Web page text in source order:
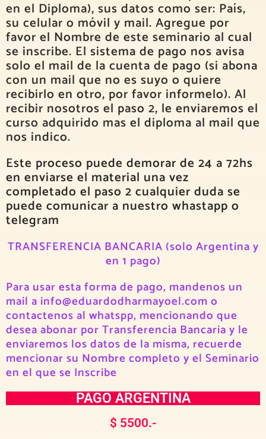
en el Diploma), sus datos como ser: País,
su celular o móvil y mail. Agregue por
favor el Nombre de este seminario al cual
se inscribe. El sistema de pago nos avisa
solo el mail de la cuenta de pago (si abona
con un mail que no es suyo o quiere
recibirlo en otro, por favor informelo). Al
recibir nosotros el paso 2, le enviaremos el
curso adquirido mas el diploma al mail que
nos indico.
Este proceso puede demorar de 24 a 72hs
en enviarse el material una vez
completado el paso 2 cualquier duda se
puede comunicar a nuestro whastapp o
telegram
TRANSFERENCIA BANCARIA (solo Argentina y
en 1 pago)
Para usar esta forma de pago, mandenos un
mail a info@eduardodharmayoel.com o
contactenos al whatspp, mencionando que
desea abonar por Transferencia Bancaria y le
enviaremos los datos de la misma, recuerde
mencionar su Nombre completo y el Seminario
en el que se Inscribe
PAGO ARGENTINA
$ 5500.-